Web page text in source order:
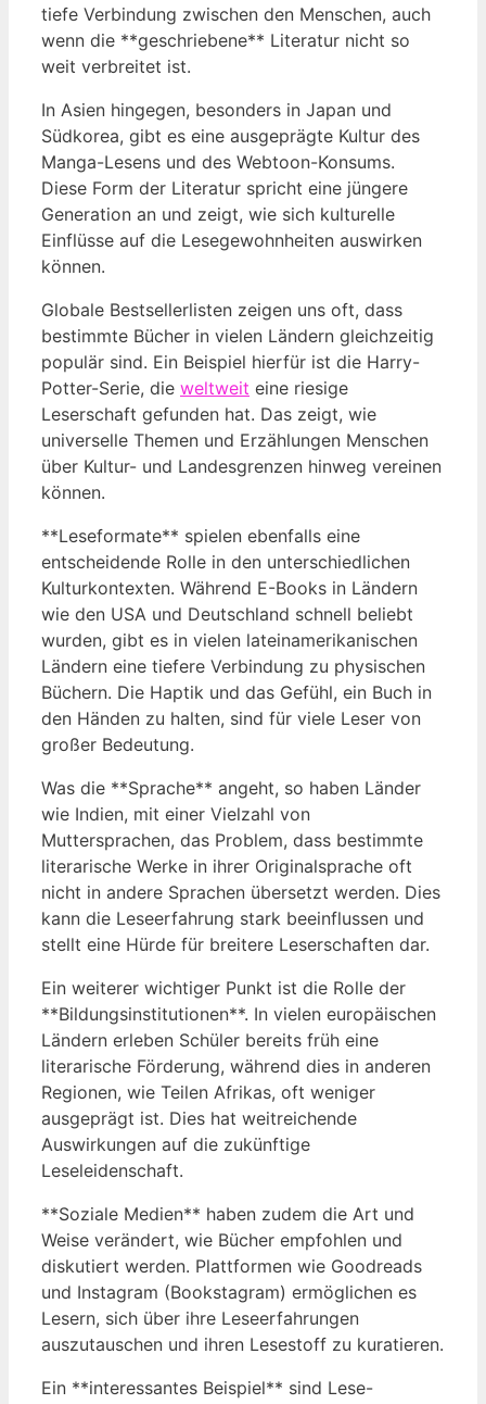
tiefe Verbindung zwischen den Menschen, auch
wenn die **geschriebene** Literatur nicht so
weit verbreitet ist.
In Asien hingegen, besonders in Japan und
Südkorea, gibt es eine ausgeprägte Kultur des
Manga-Lesens und des Webtoon-Konsums.
Diese Form der Literatur spricht eine jüngere
Generation an und zeigt, wie sich kulturelle
Einflüsse auf die Lesegewohnheiten auswirken
können.
Globale Bestsellerlisten zeigen uns oft, dass
bestimmte Bücher in vielen Ländern gleichzeitig
populär sind. Ein Beispiel hierfür ist die Harry-
Potter-Serie, die weltweit eine riesige
Leserschaft gefunden hat. Das zeigt, wie
universelle Themen und Erzählungen Menschen
über Kultur- und Landesgrenzen hinweg vereinen
können.
**Leseformate** spielen ebenfalls eine
entscheidende Rolle in den unterschiedlichen
Kulturkontexten. Während E-Books in Ländern
wie den USA und Deutschland schnell beliebt
wurden, gibt es in vielen lateinamerikanischen
Ländern eine tiefere Verbindung zu physischen
Büchern. Die Haptik und das Gefühl, ein Buch in
den Händen zu halten, sind für viele Leser von
großer Bedeutung.
Was die **Sprache** angeht, so haben Länder
wie Indien, mit einer Vielzahl von
Muttersprachen, das Problem, dass bestimmte
literarische Werke in ihrer Originalsprache oft
nicht in andere Sprachen übersetzt werden. Dies
kann die Leseerfahrung stark beeinflussen und
stellt eine Hürde für breitere Leserschaften dar.
Ein weiterer wichtiger Punkt ist die Rolle der
**Bildungsinstitutionen**. In vielen europäischen
Ländern erleben Schüler bereits früh eine
literarische Förderung, während dies in anderen
Regionen, wie Teilen Afrikas, oft weniger
ausgeprägt ist. Dies hat weitreichende
Auswirkungen auf die zukünftige
Leseleidenschaft.
**Soziale Medien** haben zudem die Art und
Weise verändert, wie Bücher empfohlen und
diskutiert werden. Plattformen wie Goodreads
und Instagram (Bookstagram) ermöglichen es
Lesern, sich über ihre Leseerfahrungen
auszutauschen und ihren Lesestoff zu kuratieren.
Ein **interessantes Beispiel** sind Lese-